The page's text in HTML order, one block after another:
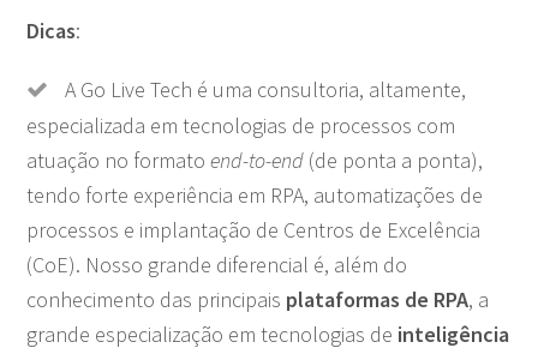
Dicas:
A Go Live Tech é uma consultoria, altamente,
especializada em tecnologias de processos com
atuação no formatoend-to-end (de ponta a ponta),
tendo forte experiência em RPA, automatizações de
processos e implantação de Centros de Excelência
(CoE). Nosso grande diferencial é, além do
conhecimento das principais plataformas de RPA, a
grande especialização em tecnologias de inteligência